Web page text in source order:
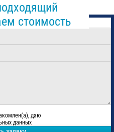
стоимость
даю
данных